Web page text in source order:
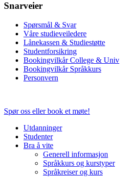
Snarveier
Spørsmål & Svar
Våre studieveiledere
Lånekassen & Studiestøtte
Studentforsikring
Bookingvilkår College & Univ
Bookingvilkår Språkkurs
Personvern
Spør oss eller book et møte!
Utdanninger
Studenter
Bra å vite
Generell informasjon
Språkkurs og kurstyper
Språkreiser og kurs